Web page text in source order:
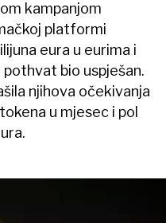
kampanjom
platformi
eura u eurima i
bio uspješan.
njihova očekivanja
u mjesec i pol